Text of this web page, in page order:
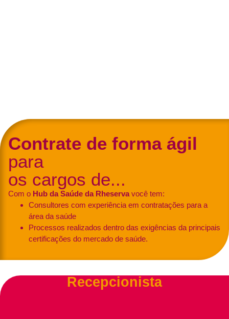
Contrate de forma ágil
para
os cargos de...
Com o Hub da Saúde da Rheserva você tem:
Consultores com experiência em contratações para a
área da saúde
Processos realizados dentro das exigências da principais
certificações do mercado de saúde.
Recepcionista